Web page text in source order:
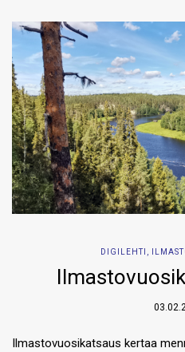
DIGILEHTI ,
Ilmastovuosikatsaus kertaa